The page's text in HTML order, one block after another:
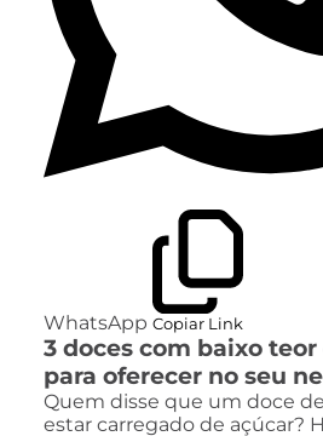
WhatsApp Copiar Link
3 doces com baixo
para oferecer no seu
Quem disse que um doce
estar carregado de açúcar?